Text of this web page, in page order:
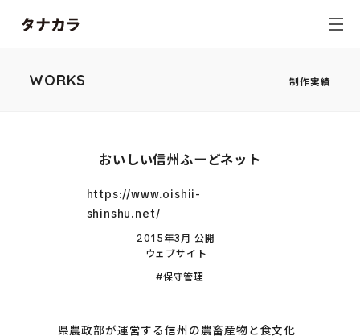
WORKS 制作実績
おいしい信州ふーどネット
https://www.oishii-
shinshu.net/
2015年3月 公開
ウェブサイト
保守管理
県農政部が運営する信州の農畜産物と食文化